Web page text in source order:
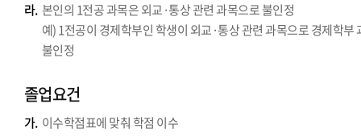
라. 본인의 1전공 과목은 외교·통상 관련 과목으로 불인정
예) 1전공이 경제학부인 학생이 외교·통상 관련 과목으로 경제학부
불인정
졸업요건
가. 이수학점표에 맞춰 학점 이수